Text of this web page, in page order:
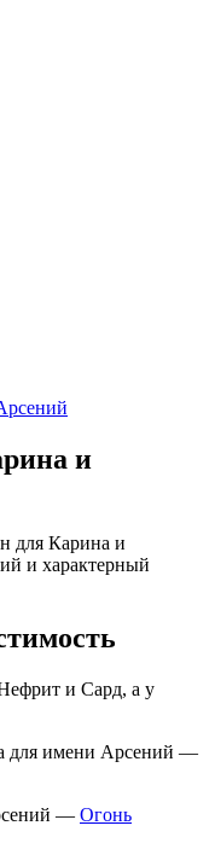
и
для Карина и
и характерный
и Сард, а у
для имени Арсений —
— Огонь